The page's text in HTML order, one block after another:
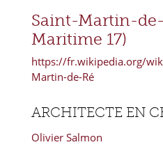
Saint-Martin-
Maritime 17)
https://fr.wikipedia.org/
Martin-de-Ré
ARCHITECTE EN
Olivier Salmon